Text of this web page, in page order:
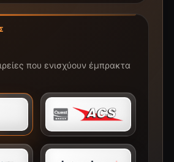
που ενισχύουν έμπρακτα